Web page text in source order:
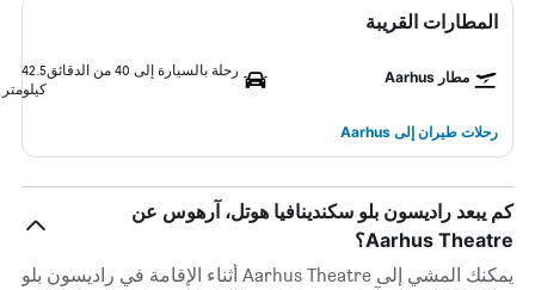
المطارات القريبة
مطار Aarhus رحلة بالسيارة إلى 40 من الدقائق
42.5
كيلومتر
رحلات طيران إلى Aarhus
كم يبعد راديسون بلو سكندينافيا هوتل، آرهوس عن
Aarhus Theatre؟
يمكنك المشي إلى Aarhus Theatre أثناء الإقامة في راديسون بلو